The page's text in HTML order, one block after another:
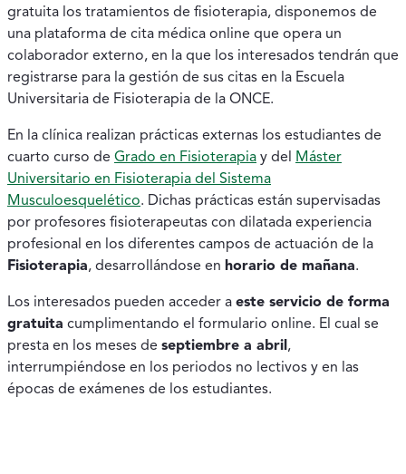
gratuita los tratamientos de fisioterapia, disponemos de
una plataforma de cita médica online que opera un
colaborador externo, en la que los interesados tendrán que
registrarse para la gestión de sus citas en la Escuela
Universitaria de Fisioterapia de la ONCE.
En la clínica realizan prácticas externas los estudiantes de
cuarto curso de Grado en Fisioterapia y del Máster
Universitario en Fisioterapia del Sistema
Musculoesquelético. Dichas prácticas están supervisadas
por profesores fisioterapeutas con dilatada experiencia
profesional en los diferentes campos de actuación de la
Fisioterapia, desarrollándose en horario de mañana.
Los interesados pueden acceder a este servicio de forma
gratuita cumplimentando el formulario online. El cual se
presta en los meses de septiembre a abril,
interrumpiéndose en los periodos no lectivos y en las
épocas de exámenes de los estudiantes.